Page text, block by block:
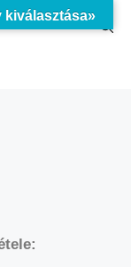
kiválasztása»